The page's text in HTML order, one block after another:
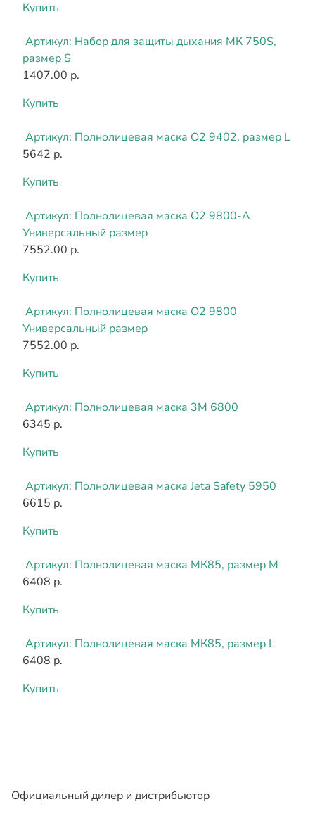
Купить
Артикул: Набор для защиты дыхания МК 750S,
размер S
1407.00 р.
Купить
Артикул: Полнолицевая маска О2 9402, размер L
5642 р.
Купить
Артикул: Полнолицевая маска О2 9800-А
Универсальный размер
7552.00 р.
Купить
Артикул: Полнолицевая маска О2 9800
Универсальный размер
7552.00 р.
Купить
Артикул: Полнолицевая маска 3М 6800
6345 р.
Купить
Артикул: Полнолицевая маска Jeta Safety 5950
6615 р.
Купить
Артикул: Полнолицевая маска МК85, размер M
6408 р.
Купить
Артикул: Полнолицевая маска МК85, размер L
6408 р.
Купить
Официальный дилер и дистрибьютор